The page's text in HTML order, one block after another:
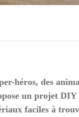
héros, des
un projet
faciles à